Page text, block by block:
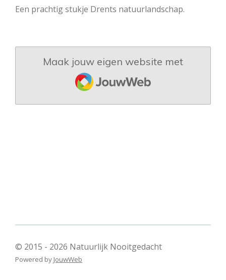
Een prachtig stukje Drents natuurlandschap.
Maak jouw eigen website met
JouwWeb
© 2015 - 2026 Natuurlijk Nooitgedacht
Powered by JouwWeb